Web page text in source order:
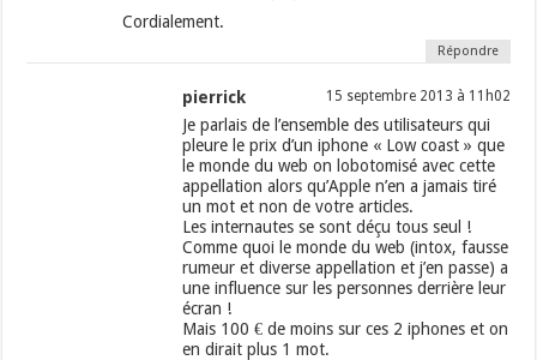
Cordialement.
Répondre
pierrick 15 septembre 2013 à 11h02
Je parlais de l’ensemble des utilisateurs qui
pleure le prix d’un iphone « Low coast » que
le monde du web on lobotomisé avec cette
appellation alors qu’Apple n’en a jamais tiré
un mot et non de votre articles.
Les internautes se sont déçu tous seul !
Comme quoi le monde du web (intox, fausse
rumeur et diverse appellation et j’en passe) a
une influence sur les personnes derrière leur
écran !
Mais 100 € de moins sur ces 2 iphones et on
en dirait plus 1 mot.